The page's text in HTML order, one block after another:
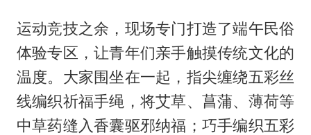
运动竞技之余，现场专门打造了端午民俗
体验专区，让青年们亲手触摸传统文化的
温度。大家围坐在一起，指尖缠绕五彩丝
线编织祈福手绳，将艾草、菖蒲、薄荷等
中草药缝入香囊驱邪纳福；巧手编织五彩